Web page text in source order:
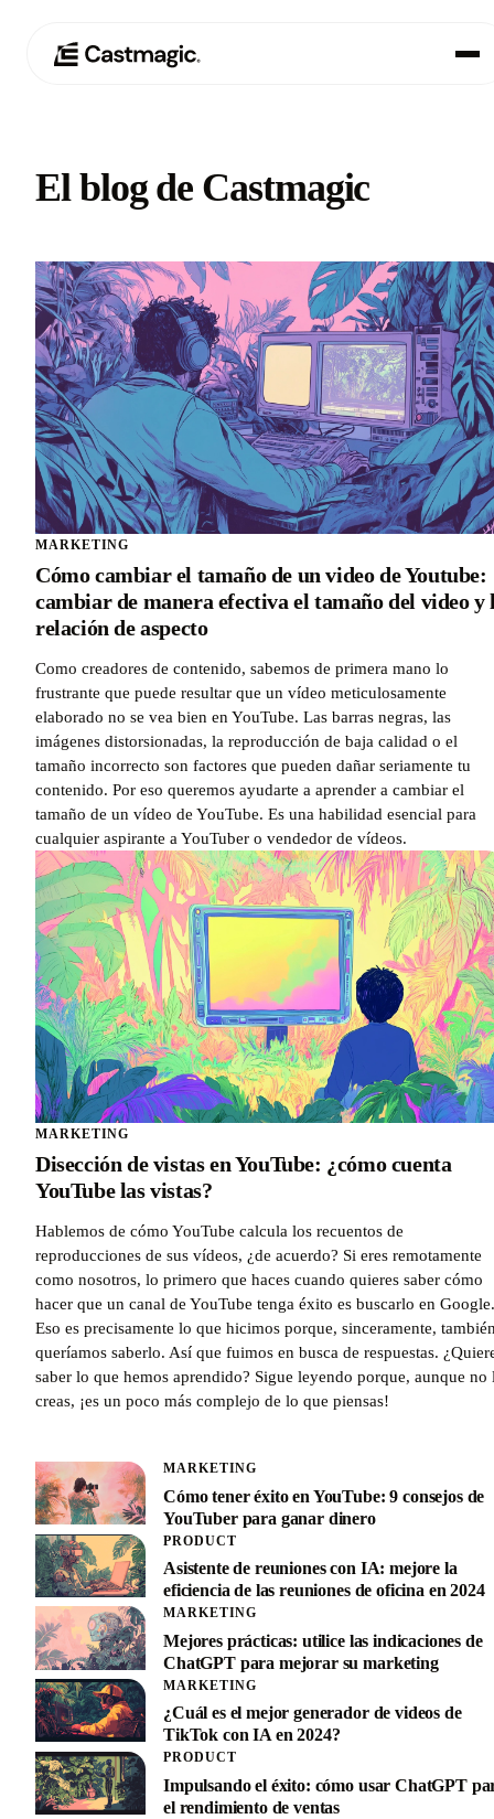
Casos de uso
03 Precios
04 Acerca de nosotros
El blog de Castmagic
MARKETING
Cómo cambiar el tamaño de un video de Youtube:
cambiar de manera efectiva el tamaño del video y
relación de aspecto
Como creadores de contenido, sabemos de primera mano lo
frustrante que puede resultar que un vídeo meticulosamente
elaborado no se vea bien en YouTube. Las barras negras, las
imágenes distorsionadas, la reproducción de baja calidad o el
tamaño incorrecto son factores que pueden dañar seriamente tu
contenido. Por eso queremos ayudarte a aprender a cambiar el
tamaño de un vídeo de YouTube. Es una habilidad esencial para
cualquier aspirante a YouTuber o vendedor de vídeos.
MARKETING
Disección de vistas en YouTube: ¿cómo cuenta
YouTube las vistas?
Hablemos de cómo YouTube calcula los recuentos de
reproducciones de sus vídeos, ¿de acuerdo? Si eres remotamente
como nosotros, lo primero que haces cuando quieres saber cómo
hacer que un canal de YouTube tenga éxito es buscarlo en Google.
Eso es precisamente lo que hicimos porque, sinceramente,
queríamos saberlo. Así que fuimos en busca de respuestas.
saber lo que hemos aprendido? Sigue leyendo porque, aunque no
creas, ¡es un poco más complejo de lo que piensas!
MARKETING
Cómo tener éxito en YouTube: 9 consejos de
YouTuber para ganar dinero
PRODUCT
Asistente de reuniones con IA: mejore la
eficiencia de las reuniones de oficina en 2024
MARKETING
Mejores prácticas: utilice las indicaciones de
ChatGPT para mejorar su marketing
MARKETING
¿Cuál es el mejor generador de videos de
TikTok con IA en 2024?
PRODUCT
Impulsando el éxito: cómo usar ChatGPT
el rendimiento de ventas